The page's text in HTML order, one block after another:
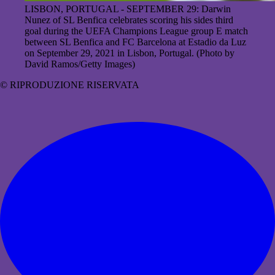
LISBON, PORTUGAL - SEPTEMBER 29: Darwin
Nunez of SL Benfica celebrates scoring his sides third
goal during the UEFA Champions League group E match
between SL Benfica and FC Barcelona at Estadio da Luz
on September 29, 2021 in Lisbon, Portugal. (Photo by
David Ramos/Getty Images)
© RIPRODUZIONE RISERVATA